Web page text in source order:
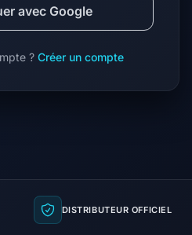
avec Google
? Créer un compte
DISTRIBUTEUR OFFICIEL